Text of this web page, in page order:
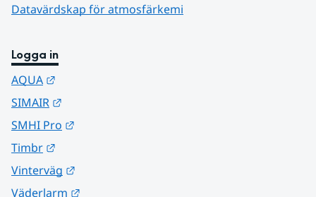
Datavärdskap för atmosfärkemi
Logga in
AQUA
SIMAIR
SMHI Pro
Timbr
Vinterväg
Väderlarm